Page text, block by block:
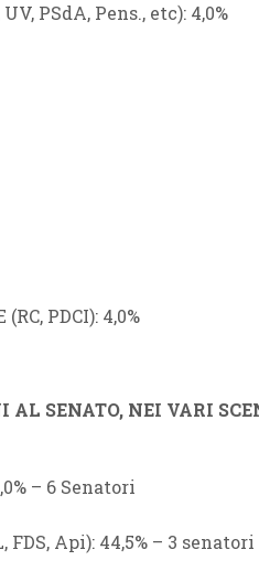
PSdA, Pens., etc): 4,0%
PDCI): 4,0%
AL SENATO, NEI VARI
– 6 Senatori
FDS, Api): 44,5% – 3 senatori